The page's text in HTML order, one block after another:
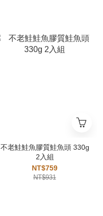
不老鮭鮭魚膠質鮭魚頭 330g
2入組
NT$759
NT$931